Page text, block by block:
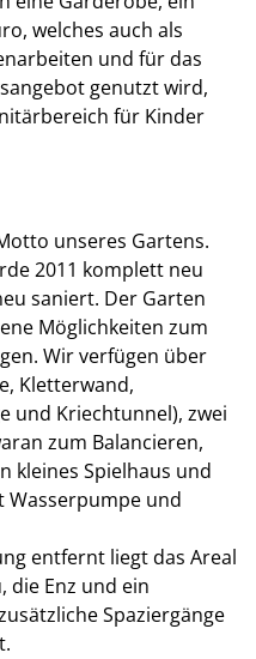
welches auch als
und für das
genutzt wird,
für Kinder
unseres Gartens.
2011 komplett neu
saniert. Der Garten
Möglichkeiten zum
Wir verfügen über
Kletterwand,
und Kriechtunnel), zwei
zum Balancieren,
kleines Spielhaus und
Wasserpumpe und
entfernt liegt das Areal
die Enz und ein
Spaziergänge